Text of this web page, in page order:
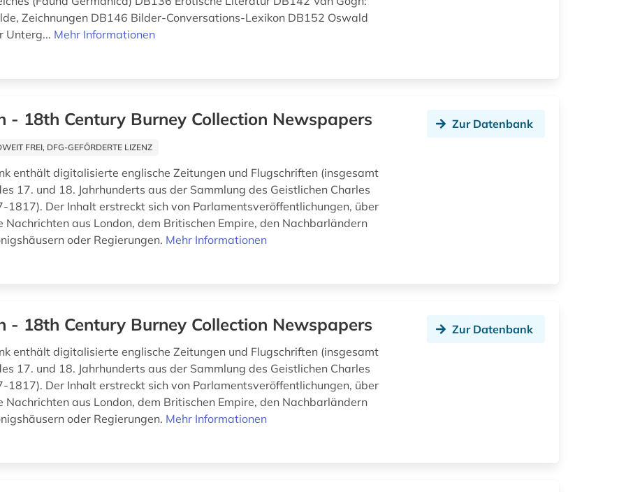
Zeichnungen DB146 Bilder-Conversations-Lexikon DB152 Oswald
Unterg... Mehr Informationen
- 18th Century Burney Collection Newspapers
FREI, DFG-GEFÖRDERTE LIZENZ
enthält digitalisierte englische Zeitungen und Flugschriften (insgesamt
17. und 18. Jahrhunderts aus der Sammlung des Geistlichen Charles
1817). Der Inhalt erstreckt sich von Parlamentsveröffentlichungen, über
Nachrichten aus London, dem Britischen Empire, den Nachbarländern
oder Regierungen. Mehr Informationen
Zur Datenbank
- 18th Century Burney Collection Newspapers
enthält digitalisierte englische Zeitungen und Flugschriften (insgesamt
17. und 18. Jahrhunderts aus der Sammlung des Geistlichen Charles
1817). Der Inhalt erstreckt sich von Parlamentsveröffentlichungen, über
Nachrichten aus London, dem Britischen Empire, den Nachbarländern
oder Regierungen. Mehr Informationen
Zur Datenbank